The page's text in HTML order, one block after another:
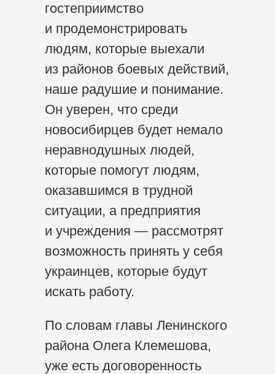
гостеприимство
и продемонстрировать
людям, которые выехали
из районов боевых действий,
наше радушие и понимание.
Он уверен, что среди
новосибирцев будет немало
неравнодушных людей,
которые помогут людям,
оказавшимся в трудной
ситуации, а предприятия
и учреждения — рассмотрят
возможность принять у себя
украинцев, которые будут
искать работу.
По словам главы Ленинского
района Олега Клемешова,
уже есть договоренность